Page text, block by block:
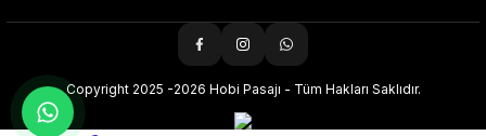
Copyright 2025 -2026 Hobi Pasajı - Tüm Hakları Saklıdır.